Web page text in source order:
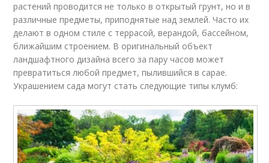
растений проводится не только в открытый грунт, но и в
различные предметы, приподнятые над землей. Часто их
делают в одном стиле с террасой, верандой, бассейном,
ближайшим строением. В оригинальный объект
ландшафтного дизайна всего за пару часов может
превратиться любой предмет, пылившийся в сарае.
Украшением сада могут стать следующие типы клумб: